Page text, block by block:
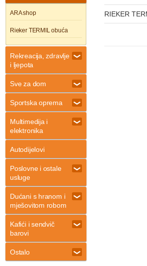
RIEKER
ARA shop
Rieker TERMIL obuća
Rekreacija, zdravlje
i ljepota
Sve za dom
Sportska oprema
Multimedija i
elektronika
Autodijelovi
Poslovne i ostale
usluge
Dućani s hranom i
mješovitom robom
Kafići i sendvič
barovi
Ostalo